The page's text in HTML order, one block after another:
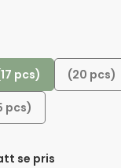
pcs) (20 pcs)
pcs)
se pris